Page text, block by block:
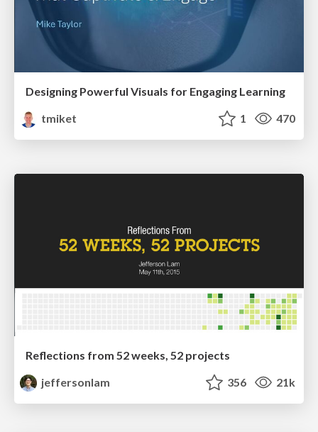
Designing Powerful Visuals for Engaging Learning
tmiket
1 470
Reflections from 52 weeks, 52 projects
jeffersonlam
356 21k